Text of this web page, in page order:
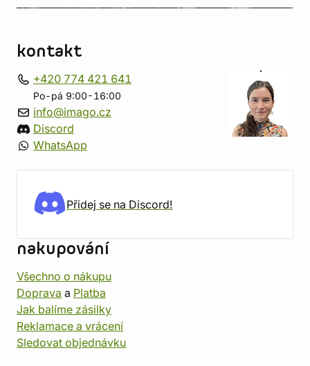
kontakt
+420 774 421 641
Po-pá 9:00-16:00
info@imago.cz
Discord
WhatsApp
Přidej se na Discord!
nakupování
Všechno o nákupu
Doprava a Platba
Jak balíme zásilky
Reklamace a vrácení
Sledovat objednávku